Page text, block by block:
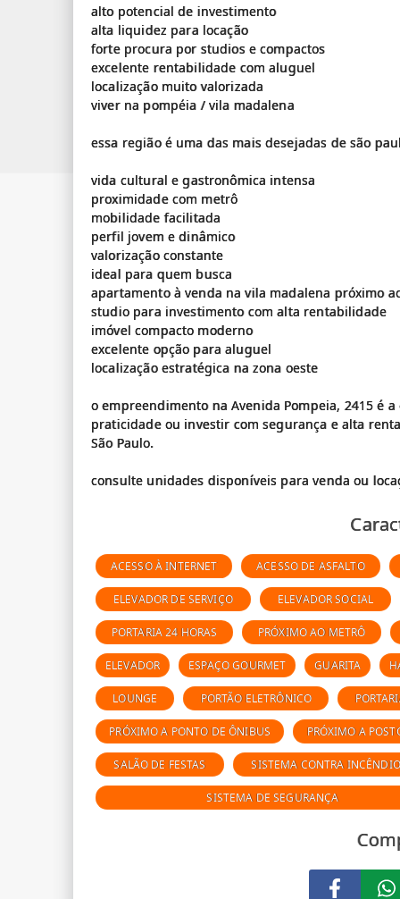
alto potencial de investimento
alta liquidez para locação
forte procura por studios e compactos
excelente rentabilidade com aluguel
localização muito valorizada
viver na pompéia / vila madalena
essa região é uma das mais desejadas de são
vida cultural e gastronômica intensa
proximidade com metrô
mobilidade facilitada
perfil jovem e dinâmico
valorização constante
ideal para quem busca
apartamento à venda na vila madalena próximo
studio para investimento com alta rentabilidade
imóvel compacto moderno
excelente opção para aluguel
localização estratégica na zona oeste
o empreendimento na Avenida Pompeia, 2415 é
praticidade ou investir com segurança e alta
São Paulo.
ACESSO À INTERNET ACESSO DE ASFALTO
ELEVADOR DE SERVIÇO ELEVADOR SOCIAL
PORTARIA 24 HORAS PRÓXIMO AO METRÔ
ELEVADOR ESPAÇO GOURMET GUARITA
LOUNGE PORTÃO ELETRÔNICO
PRÓXIMO A PONTO DE ÔNIBUS PRÓXIMO A
SALÃO DE FESTAS SISTEMA CONTRA INCÊNDIO
SISTEMA DE SEGURANÇA